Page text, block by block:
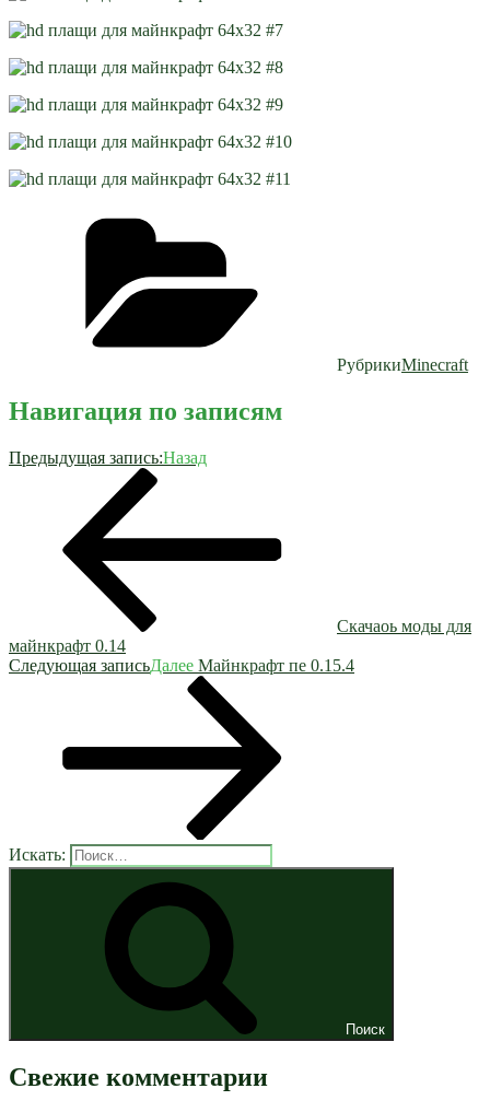
РубрикиMinecraft
Навигация по записям
Предыдущая запись:Назад
Скачаоь моды для
майнкрафт 0.14
Следующая записьДалее Майнкрафт пе 0.15.4
Искать:
Поиск
Свежие комментарии